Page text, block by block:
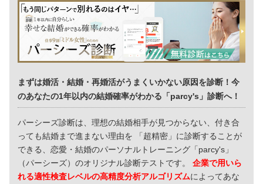
まずは婚活・結婚・再婚活がうまくいかない原因を診断！今
のあなたの1年以内の結婚確率がわかる「parcy's」診断へ！
パーシーズ診断は、理想の結婚相手が見つからない、付き合
っても結婚まで進まない理由を 「超精密」に診断することが
できる、恋愛・結婚のパーソナルトレーニング「parcy's」
（パーシーズ）のオリジナル診断テストです。企業で用いら
れる適性検査レベルの高精度分析アルゴリズムによってあな